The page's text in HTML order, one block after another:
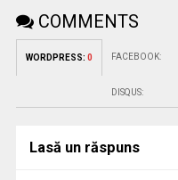
COMMENTS
WORDPRESS: 0 FACEBOOK:
DISQUS:
Lasă un răspuns